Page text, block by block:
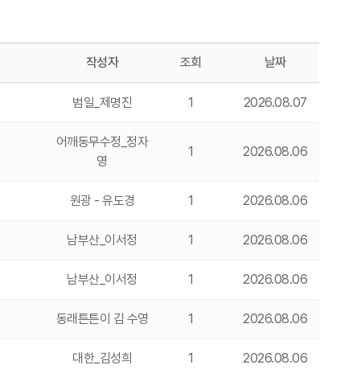
작성자 조회 날짜
범일_제명진 1 2026.08.07
어깨동무수정_정자
영
1 2026.08.06
원광 - 유도경 1 2026.08.06
남부산_이서정 1 2026.08.06
남부산_이서정 1 2026.08.06
동래튼튼이 김 수영 1 2026.08.06
대한_김성희 1 2026.08.06